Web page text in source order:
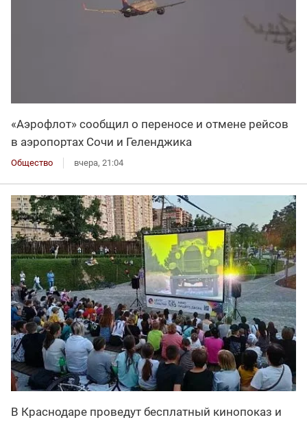
«Аэрофлот» сообщил о переносе и отмене рейсов
в аэропортах Сочи и Геленджика
Общество вчера, 21:04
В Краснодаре проведут бесплатный кинопоказ и